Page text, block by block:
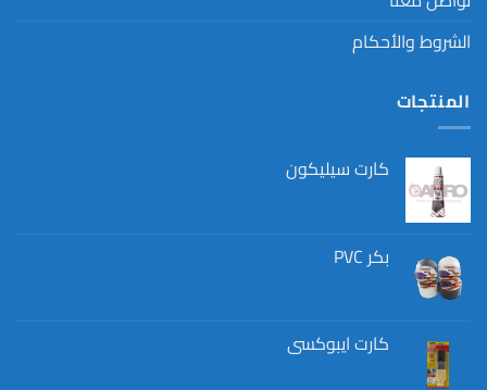
الشروط والأحكام
المنتجات
كارت سيليكون
بكر PVC
كارت ايبوكسي